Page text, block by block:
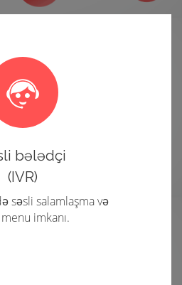
bələdçi
(IVR)
səsli salamlaşma və
imkanı.